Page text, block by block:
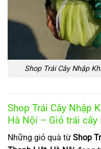
Shop Trái Cây Nhập
Shop Trái Cây Nhập
Hà Nội – Giỏ trái cây
Những giỏ quà từ Shop